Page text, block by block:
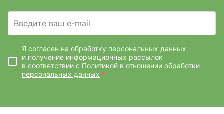
Введите ваш e-mail
Я согласен на обработку персональных данных
и получение информационных рассылок
в соответствии с Политикой в отношении обработки
персональных данных *